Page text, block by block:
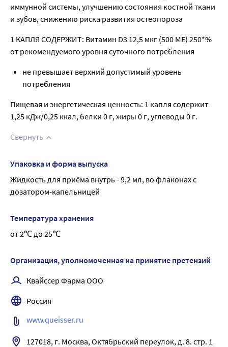
иммунной системы, улучшению состояния костной ткани
и зубов, снижению риска развития остеопороза
1 КАПЛЯ СОДЕРЖИТ: Витамин D3 12,5 мкг (500 МЕ) 250*%
от рекомендуемого уровня суточного потребления
не превышает верхний допустимый уровень
потребления
Пищевая и энергетическая ценность: 1 капля содержит
1,25 кДж/0,25 ккал, белки 0 г, жиры 0 г, углеводы 0 г.
Свернуть
Упаковка и форма выпуска
Жидкость для приёма внутрь - 9,2 мл, во флаконах с
дозатором-капельницей
Температура хранения
от 2℃ до 25℃
Организация, уполномоченная на принятие претензий
Квайссер Фарма ООО
Россия
www.queisser.ru
127018, г. Москва, Октябрьский переулок, д. 8. стр. 1